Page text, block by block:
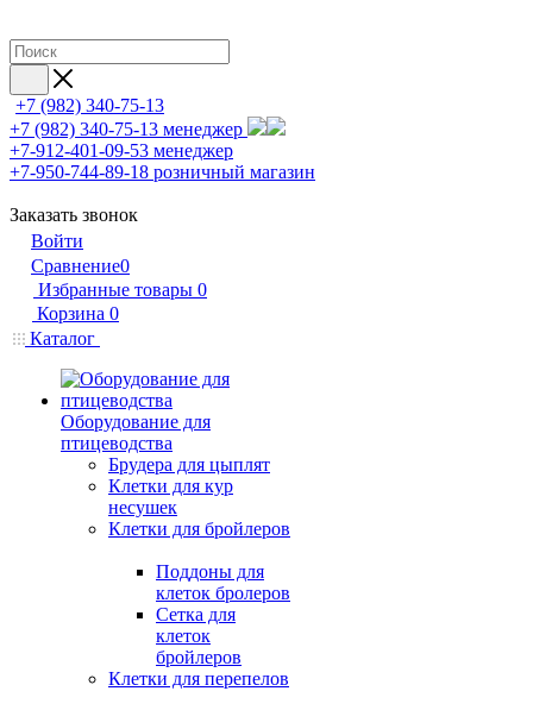
+7 (982) 340-75-13
+7 (982) 340-75-13 менеджер
+7-912-401-09-53 менеджер
+7-950-744-89-18 розничный магазин
Заказать звонок
Войти
Сравнение0
Избранные товары 0
Корзина 0
Каталог
Оборудование для
птицеводства
Брудера для цыплят
Клетки для кур
несушек
Клетки для бройлеров
Поддоны для
клеток бролеров
Сетка для
клеток
бройлеров
Клетки для перепелов